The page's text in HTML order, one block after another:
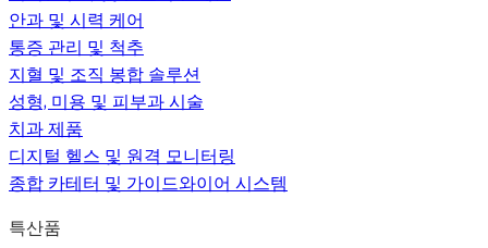
안과 및 시력 케어
통증 관리 및 척추
지혈 및 조직 봉합 솔루션
성형, 미용 및 피부과 시술
치과 제품
디지털 헬스 및 원격 모니터링
종합 카테터 및 가이드와이어 시스템
특산품